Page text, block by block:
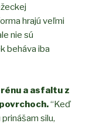
hrajú veľmi
nie sú
beháva iba
a asfaltu z
“Keď
silu,